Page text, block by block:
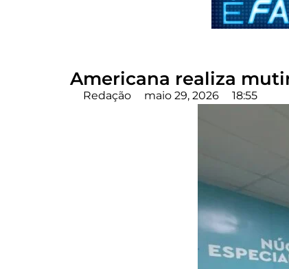
Americana realiza
Redação maio 29, 2026 18:55